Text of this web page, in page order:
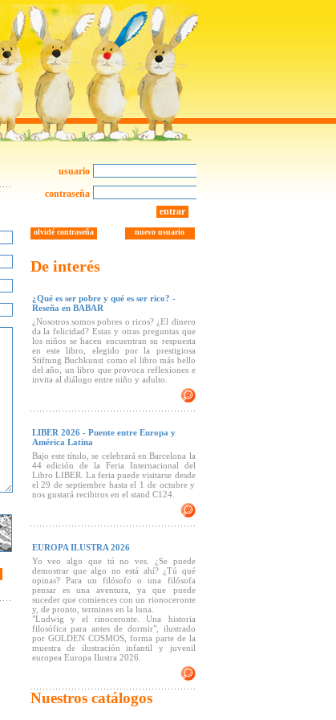
usuario
contraseña
entrar
nuevo usuario
olvidé contraseña
De interés
¿Qué es ser pobre y qué es ser rico? -
Reseña en BABAR
¿Nosotros somos pobres o ricos? ¿El dinero
da la felicidad? Estas y otras preguntas que
los niños se hacen encuentran su respuesta
en este libro, elegido por la prestigiosa
Stiftung Buchkunst como el libro más bello
del año, un libro que provoca reflexiones e
invita al diálogo entre niño y adulto.
LIBER 2026 - Puente entre Europa y
América Latina
Bajo este título, se celebrará en Barcelona la
44 edición de la Feria Internacional del
Libro LIBER. La feria puede visitarse desde
el 29 de septiembre hasta el 1 de octubre y
nos gustará recibiros en el stand C124.
EUROPA ILUSTRA 2026
Yo veo algo que tú no ves. ¿Se puede
demostrar que algo no está ahí? ¿Tú qué
opinas? Para un filósofo o una filósofa
pensar es una aventura, ya que puede
suceder que comiences con un rionoceronte
y, de pronto, termines en la luna.
"Ludwig y el rinoceronte. Una historia
filosófica para antes de dormir", ilustrado
por GOLDEN COSMOS, forma parte de la
muestra de ilustración infantil y juvenil
europea Europa Ilustra 2026.
Nuestros catálogos